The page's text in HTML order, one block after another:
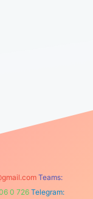
Teams:
0 726 Telegram: